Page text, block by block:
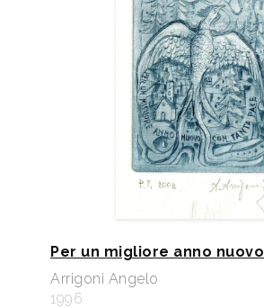
Per un migliore anno nuovo
Arrigoni Angelo
1996